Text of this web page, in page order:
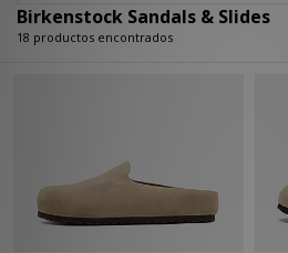
Birkenstock Sandals & Slides
18 productos encontrados